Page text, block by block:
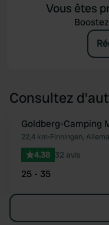
Vous êtes
Consultez
Reserve maintenant
Goldberg-Camping
22,4 km•Finningen,
4.38 32 avis
25 - 35